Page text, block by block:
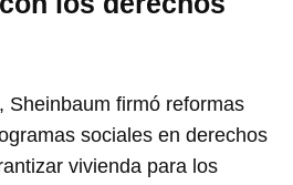
Sheinbaum firmó reformas
sociales en derechos
vivienda para los